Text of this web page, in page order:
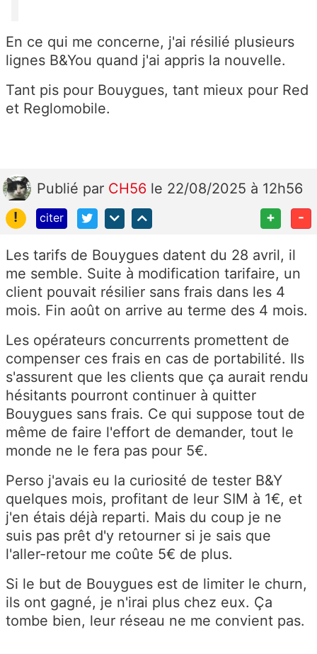
En ce qui me concerne, j'ai résilié plusieurs
lignes B&You quand j'ai appris la nouvelle.
Tant pis pour Bouygues, tant mieux pour Red
et Reglomobile.
Publié par CH56 le 22/08/2025 à 12h56
!
citer + -
Les tarifs de Bouygues datent du 28 avril, il
me semble. Suite à modification tarifaire, un
client pouvait résilier sans frais dans les 4
mois. Fin août on arrive au terme des 4 mois.
Les opérateurs concurrents promettent de
compenser ces frais en cas de portabilité. Ils
s'assurent que les clients que ça aurait rendu
hésitants pourront continuer à quitter
Bouygues sans frais. Ce qui suppose tout de
même de faire l'effort de demander, tout le
monde ne le fera pas pour 5€.
Perso j'avais eu la curiosité de tester B&Y
quelques mois, profitant de leur SIM à 1€, et
j'en étais déjà reparti. Mais du coup je ne
suis pas prêt d'y retourner si je sais que
l'aller-retour me coûte 5€ de plus.
Si le but de Bouygues est de limiter le churn,
ils ont gagné, je n'irai plus chez eux. Ça
tombe bien, leur réseau ne me convient pas.